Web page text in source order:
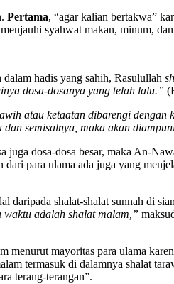
Pertama, “agar kalian bertakwa”
syahwat makan, minum,
hadis yang sahih, Rasulullah
dosa-dosanya yang telah lalu.”
atau ketaatan dibarengi
semisalnya, maka akan
dosa-dosa besar, maka An-
para ulama ada juga yang
daripada shalat-shalat sunnah di
waktu adalah shalat malam,”
mayoritas para ulama
termasuk di dalamnya shalat
terang-terangan”.